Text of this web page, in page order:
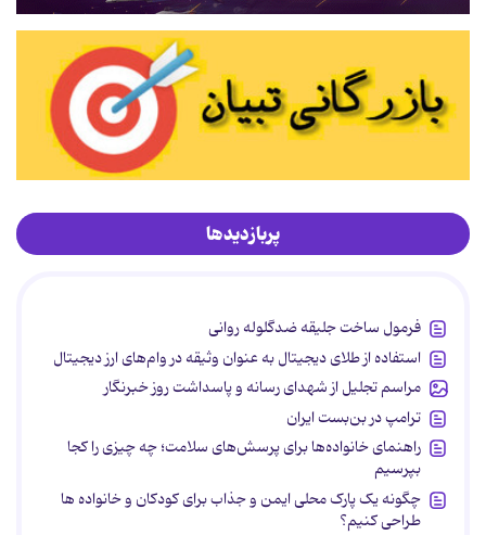
پربازدیدها
فرمول ساخت جلیقه ضدگلوله روانی
استفاده از طلای دیجیتال به عنوان وثیقه در وام‌های ارز دیجیتال
مراسم تجلیل از شهدای رسانه و پاسداشت روز خبرنگار
ترامپ در بن‌بست ایران
راهنمای خانواده‌ها برای پرسش‌های سلامت؛ چه چیزی را کجا
بپرسیم
چگونه یک پارک محلی ایمن و جذاب برای کودکان و خانواده ها
طراحی کنیم؟